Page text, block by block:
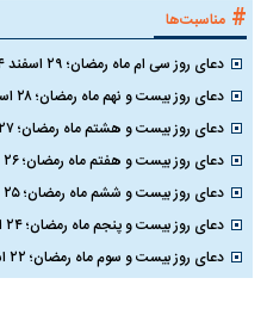
# مناسبت‌ها
دعای روز سی ام ماه رمضان؛ ۲۹ اسفند ۱۴۰۴
دعای روز بیست و نهم ماه رمضان؛ ۲۸ اسفند ۱۴۰۴
دعای روز بیست و هشتم ماه رمضان؛ ۲۷ اسفند ۱۴۰۴
دعای روز بیست و هفتم ماه رمضان؛ ۲۶ اسفند ۱۴۰۴
دعای روز بیست و ششم ماه رمضان؛ ۲۵ اسفند ۱۴۰۴
دعای روز بیست و پنجم ماه رمضان؛ ۲۴ اسفند ۱۴۰۴
دعای روز بیست و سوم ماه رمضان؛ ۲۲ اسفند ۱۴۰۴